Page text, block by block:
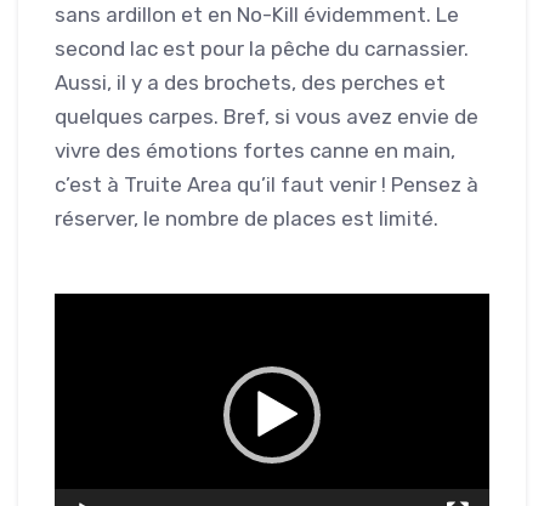
sans ardillon et en No-Kill évidemment. Le
second lac est pour la pêche du carnassier.
Aussi, il y a des brochets, des perches et
quelques carpes. Bref, si vous avez envie de
vivre des émotions fortes canne en main,
c’est à Truite Area qu’il faut venir ! Pensez à
réserver, le nombre de places est limité.